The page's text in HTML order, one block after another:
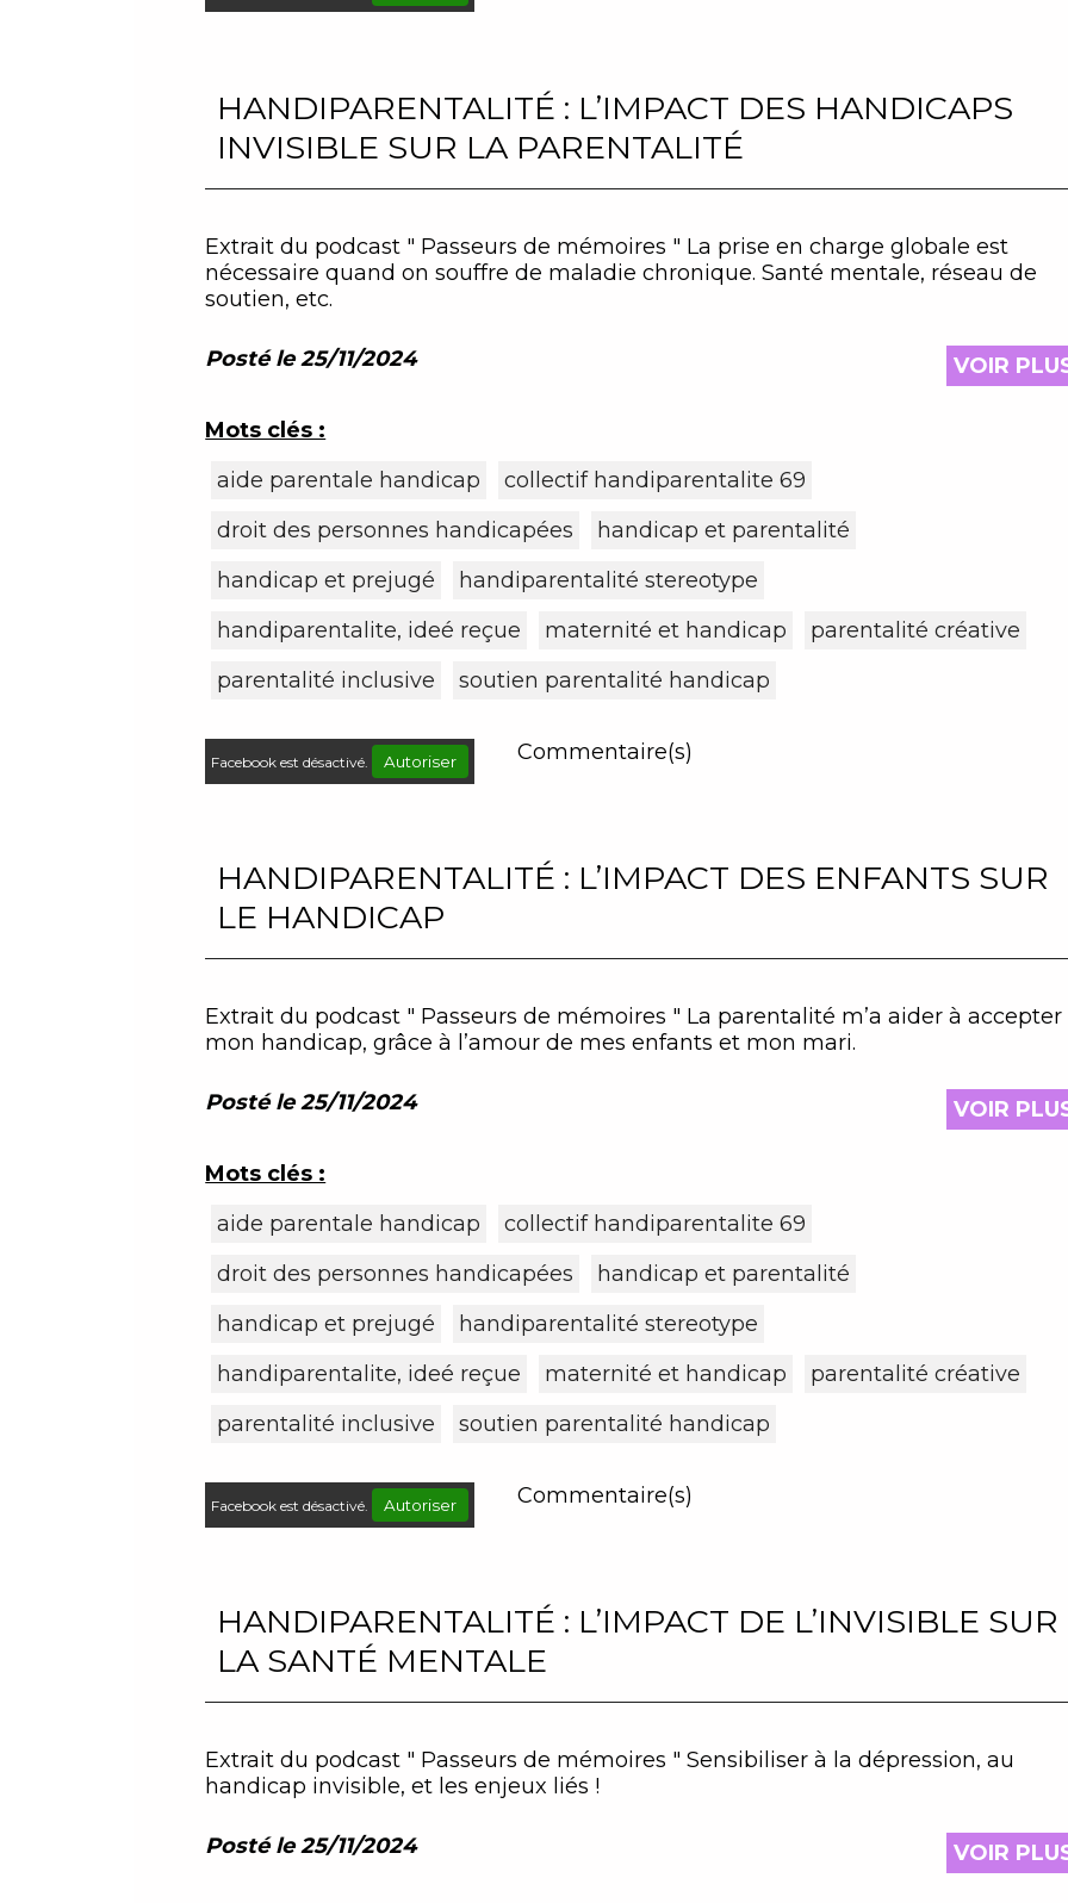
HANDIPARENTALITÉ : L’IMPACT DES HANDICAPS
INVISIBLE SUR LA PARENTALITÉ
Extrait du podcast " Passeurs de mémoires " La prise en charge globale est
nécessaire quand on souffre de maladie chronique. Santé mentale, réseau de
soutien, etc.
Posté le 25/11/2024 VOIR
Mots clés :
aide parentale handicap
collectif handiparentalite 69
droit des personnes handicapées
handicap et parentalité
handicap et prejugé
handiparentalité stereotype
handiparentalite, ideé reçue
maternité et handicap
parentalité créative
parentalité inclusive
soutien parentalité handicap
Facebook est désactivé. Autoriser Commentaire(s)
HANDIPARENTALITÉ : L’IMPACT DES ENFANTS SUR
LE HANDICAP
Extrait du podcast " Passeurs de mémoires " La parentalité m’a aider à accepter
mon handicap, grâce à l’amour de mes enfants et mon mari.
Posté le 25/11/2024 VOIR
Mots clés :
aide parentale handicap
collectif handiparentalite 69
droit des personnes handicapées
handicap et parentalité
handicap et prejugé
handiparentalité stereotype
handiparentalite, ideé reçue
maternité et handicap
parentalité créative
parentalité inclusive
soutien parentalité handicap
Facebook est désactivé. Autoriser Commentaire(s)
HANDIPARENTALITÉ : L’IMPACT DE L’INVISIBLE SUR
LA SANTÉ MENTALE
Extrait du podcast " Passeurs de mémoires " Sensibiliser à la dépression, au
handicap invisible, et les enjeux liés !
Posté le 25/11/2024 VOIR